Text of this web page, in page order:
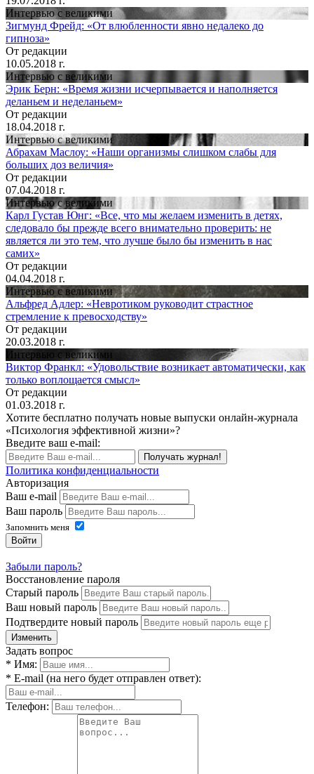
Интервью с великими
Зигмунд Фрейд: «От влюбленности явно недалеко до
гипноза»
От редакции
10.05.2018 г.
Интервью с великими
Эрик Берн: «Время жизни исчерпывается и наполняется
деланьем и неделаньем»
От редакции
18.04.2018 г.
Интервью с великими
Абрахам Маслоу: «Наши организмы слишком слабы для
больших доз величия»
От редакции
07.04.2018 г.
Интервью с великими
Карл Густав Юнг: «Все, что мы желаем изменить в детях,
следовало бы прежде всего внимательно проверить: не
является ли это тем, что лучше было бы изменить в нас
самих»
От редакции
04.04.2018 г.
Интервью с великими
Альфред Адлер: «Невротиком руководит страстное
стремление к превосходству»
От редакции
20.03.2018 г.
Интервью с великими
Виктор Франкл: «Удовольствие возникает автоматически, как
только воплощается смысл»
От редакции
01.03.2018 г.
Хотите бесплатно получать новые выпуски онлайн-журнала
«Психология эффективной жизни»?
Введите ваш e-mail:
Получать журнал!
Политика конфиденциальности
Авторизация
Ваш e-mail
Ваш пароль
Запомнить меня
Войти
Забыли пароль?
Восстановление пароля
Старый пароль
Ваш новый пароль
Подтвердите новый пароль
Изменить
Задать вопрос
* Имя:
* E-mail (на него будет отправлен ответ):
Телефон: